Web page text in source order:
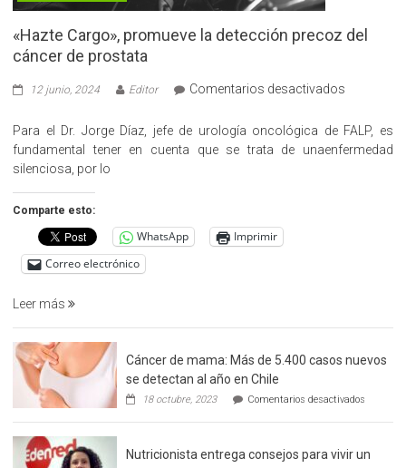
«Hazte Cargo», promueve la detección precoz del
cáncer de prostata
12 junio, 2024 Editor Comentarios desactivados
Cargo»,
promueve
Para el Dr. Jorge Díaz, jefe de urología oncológica de FALP, es
fundamental tener en cuenta que se trata de unaenfermedad
silenciosa, por lo
Comparte esto:
WhatsApp
Imprimir
Correo electrónico
Leer más
Cáncer de mama: Más de 5.400 casos nuevos
se detectan al año en Chile
18 octubre, 2023 Comentarios desactivados
de
Más
Nutricionista entrega consejos para vivir un